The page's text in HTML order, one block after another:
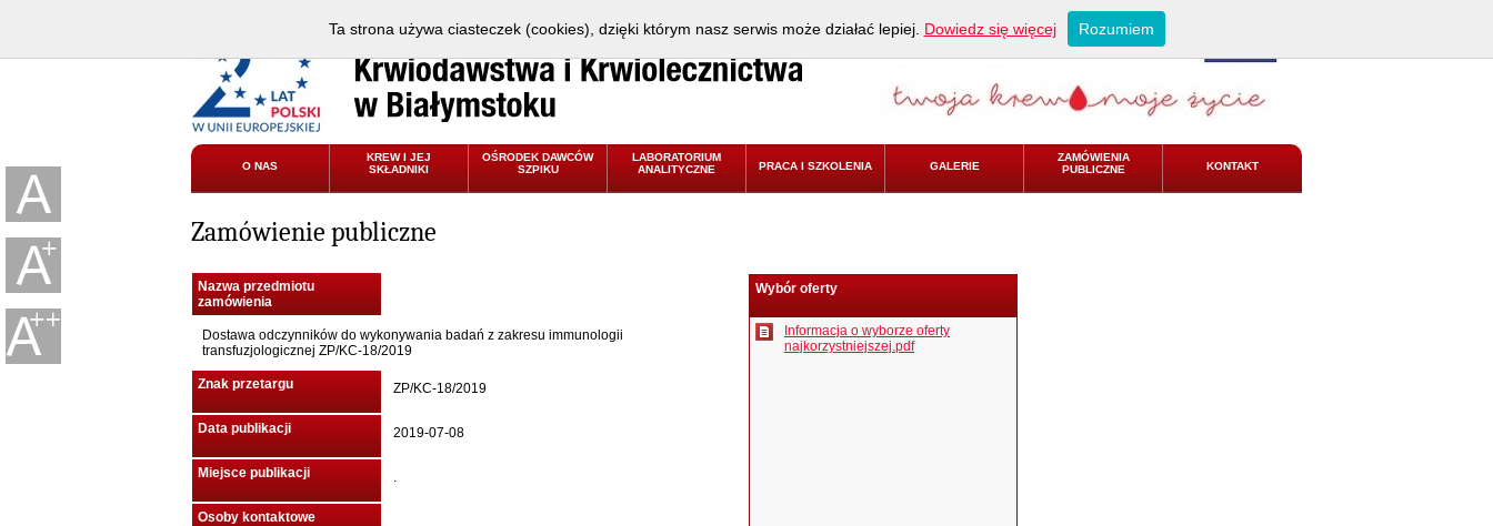
O NAS
KREW I JEJ
SKŁADNIKI
OŚRODEK DAWCÓW
SZPIKU
LABORATORIUM
ANALITYCZNE
PRACA I SZKOLENIA GALERIE
ZAMÓWIENIA
PUBLICZNE
KONTAKT
Zamówienie publiczne
Nazwa przedmiotu
zamówienia
Dostawa odczynników do wykonywania badań z zakresu immunologii
transfuzjologicznej ZP/KC-18/2019
Znak przetargu ZP/KC-18/2019
Data publikacji 2019-07-08
Miejsce publikacji .
Osoby kontaktowe
Wybór oferty
Informacja o wyborze oferty
najkorzystniejszej.pdf
Ta strona używa ciasteczek (cookies), dzięki którym nasz serwis może działać lepiej. Dowiedz się więcej Rozumiem